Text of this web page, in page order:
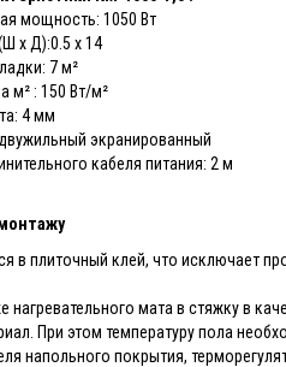
мощность: 1050 Вт
х Д):0.5 x 14
7 м²
м² : 150 Вт/м²
4 мм
экранированный
кабеля питания: 2 м
в плиточный клей, что исключает
нагревательного мата в стяжку в
При этом температуру пола
напольного покрытия,